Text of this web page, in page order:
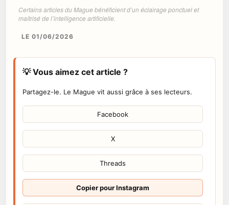
Certains articles du Mague bénéficient d’un éclairage ponctuel et
maîtrisé de l’intelligence artificielle.
LE 01/06/2026
💡 Vous aimez cet article ?
Partagez-le. Le Mague vit aussi grâce à ses lecteurs.
Facebook
X
Threads
Copier pour Instagram